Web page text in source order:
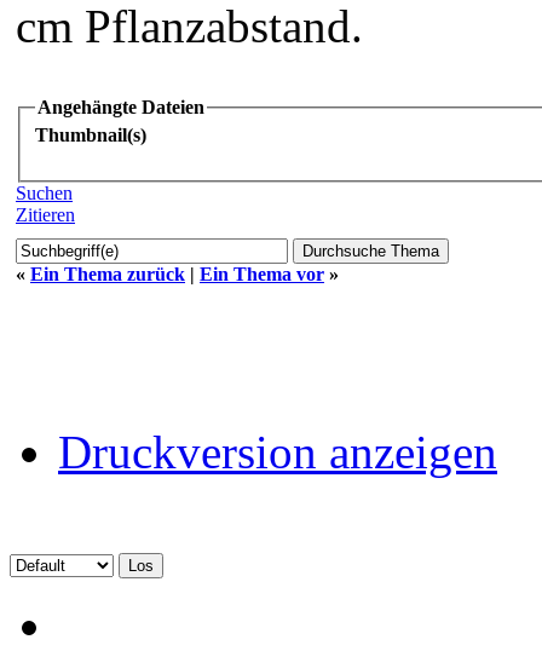
cm Pflanzabstand.
Angehängte Dateien
Thumbnail(s)
Suchen
Zitieren
« Ein Thema zurück | Ein Thema vor »
Druckversion anzeigen